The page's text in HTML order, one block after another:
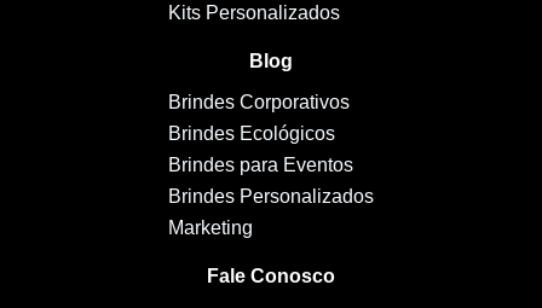
Kits Personalizados
Blog
Brindes Corporativos
Brindes Ecológicos
Brindes para Eventos
Brindes Personalizados
Marketing
Fale Conosco